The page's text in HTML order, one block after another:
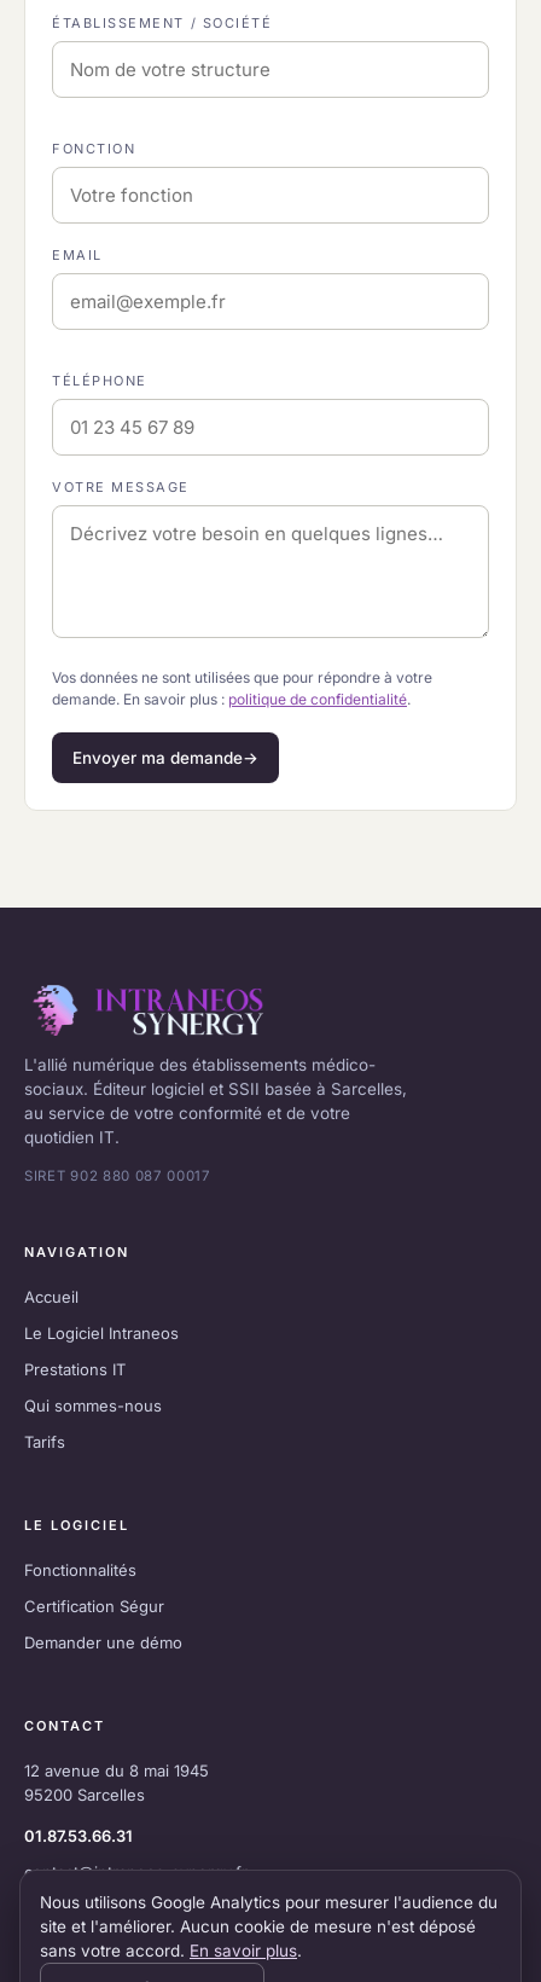
ÉTABLISSEMENT / SOCIÉTÉ
FONCTION
EMAIL
TÉLÉPHONE
VOTRE MESSAGE
Vos données ne sont utilisées que pour répondre à votre
demande. En savoir plus : politique de confidentialité.
Envoyer ma demande→
L'allié numérique des établissements médico-
sociaux. Éditeur logiciel et SSII basée à Sarcelles,
au service de votre conformité et de votre
quotidien IT.
SIRET 902 880 087 00017
NAVIGATION
Accueil
Le Logiciel Intraneos
Prestations IT
Qui sommes-nous
Tarifs
LE LOGICIEL
Fonctionnalités
Certification Ségur
Demander une démo
CONTACT
12 avenue du 8 mai 1945
95200 Sarcelles
01.87.53.66.31
contact@intraneos-synergy.fr
Nous utilisons Google Analytics pour mesurer l'audience du
site et l'améliorer. Aucun cookie de mesure n'est déposé
sans votre accord. En savoir plus.